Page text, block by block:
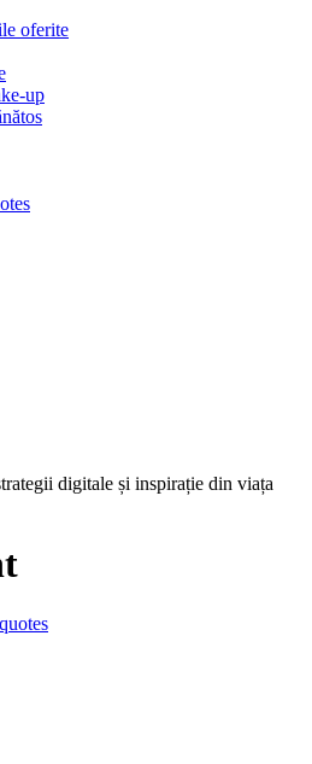
oferite
up
digitale și inspirație din viața